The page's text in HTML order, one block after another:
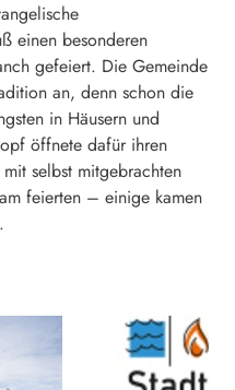
einen besonderen
gefeiert. Die Gemeinde
an, denn schon die
in Häusern und
öffnete dafür ihren
selbst mitgebrachten
feierten – einige kamen